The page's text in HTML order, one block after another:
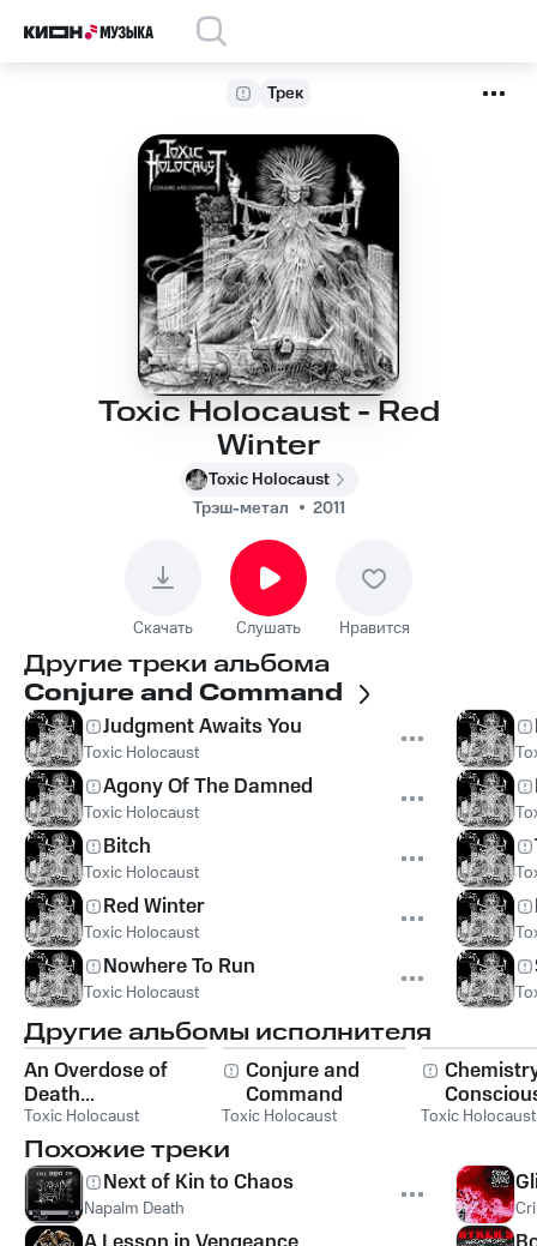
Трек
Toxic Holocaust - Red
Winter
Toxic Holocaust
Трэш-метал
2011
Скачать Слушать Нравится
Другие треки альбома
Conjure and Command
Judgment Awaits You
Toxic Holocaust
Agony Of The Damned
Toxic Holocaust
Bitch
Toxic Holocaust
Red Winter
Toxic Holocaust
Nowhere To Run
Toxic Holocaust
Другие альбомы исполнителя
An Overdose of
Death...
Toxic Holocaust
Conjure and
Command
Toxic Holocaust Toxic Holocaust
Похожие треки
Next of Kin to Chaos
Napalm Death